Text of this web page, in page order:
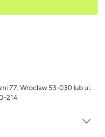
77, Wroclaw 53-030 lub ul.
214